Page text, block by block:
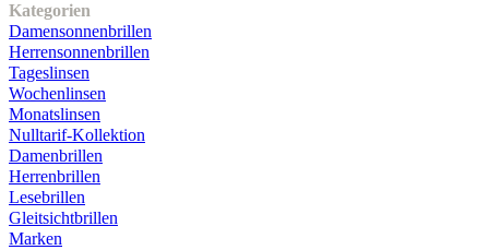
Kategorien
Damensonnenbrillen
Herrensonnenbrillen
Tageslinsen
Wochenlinsen
Monatslinsen
Nulltarif-Kollektion
Damenbrillen
Herrenbrillen
Lesebrillen
Gleitsichtbrillen
Marken